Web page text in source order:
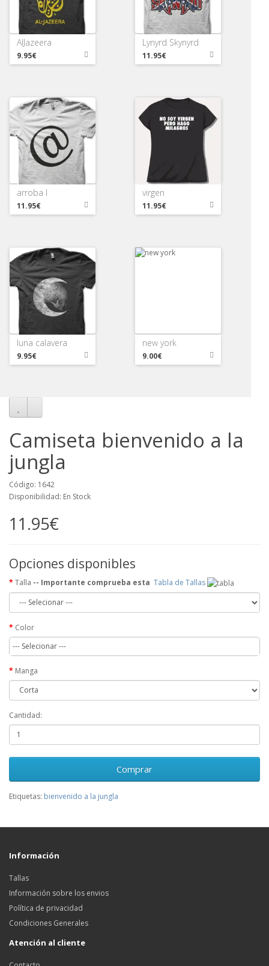
AlJazeera
9.95€
Lynyrd Skynyrd
11.95€
arroba I
11.95€
virgen
11.95€
luna calavera
9.95€
new york
9.00€
Camiseta bienvenido a la
jungla
Código: 1642
Disponibilidad: En Stock
11.95€
Opciones disponibles
Talla -- Importante comprueba esta Tabla de Tallas
Color
--- Selecionar ---
Manga
Cantidad:
Comprar
Etiquetas: bienvenido a la jungla
Información
Tallas
Información sobre los envios
Política de privacidad
Condiciones Generales
Atención al cliente